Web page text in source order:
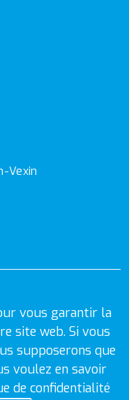
vous garantir la
site web. Si vous
supposerons que
voulez en savoir
de confidentialité
Vexin
Tous droits réservés.